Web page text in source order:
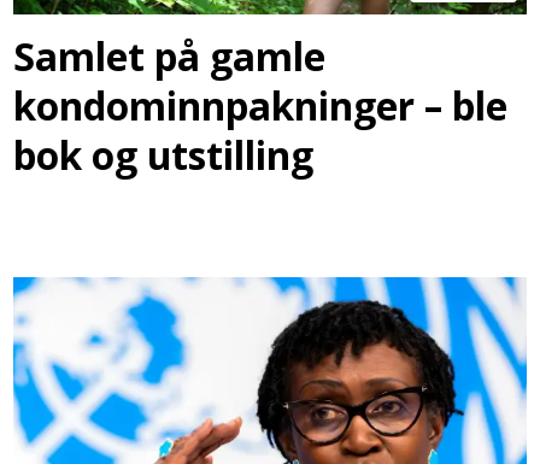
Samlet på gamle
kondominnpakninger – ble
bok og utstilling